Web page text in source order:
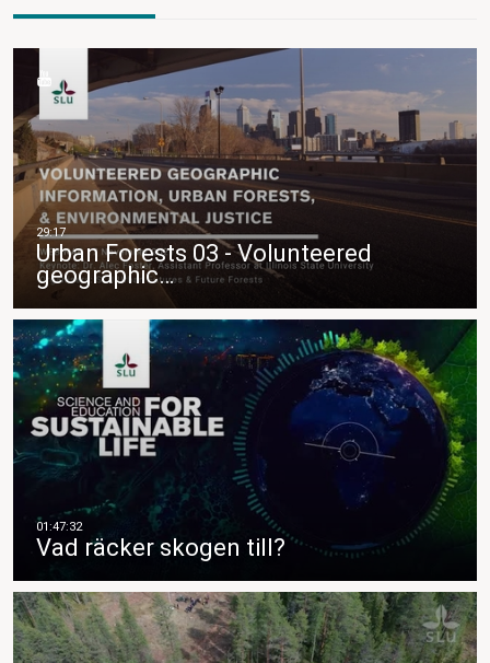
Urban Forests 03 - Volunteered
geographic…
Vad räcker skogen till?